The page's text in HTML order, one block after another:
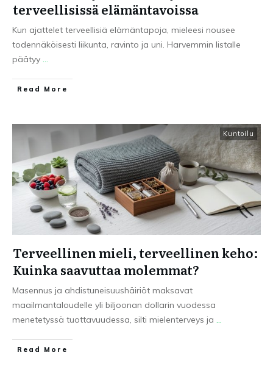
terveellisissä elämäntavoissa
Kun ajattelet terveellisiä elämäntapoja, mieleesi nousee
todennäköisesti liikunta, ravinto ja uni. Harvemmin listalle
päätyy ...
Read More
Kuntoilu
Terveellinen mieli, terveellinen keho:
Kuinka saavuttaa molemmat?
Masennus ja ahdistuneisuushäiriöt maksavat
maailmantaloudelle yli biljoonan dollarin vuodessa
menetetyssä tuottavuudessa, silti mielenterveys ja ...
Read More